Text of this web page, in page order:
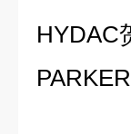
HYDAC